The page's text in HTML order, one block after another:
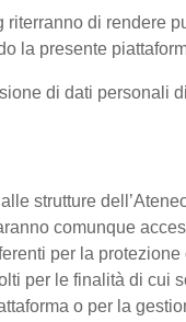
di
la presente
di dati personali
strutture
comunque
per la
per le finalità di
o per la